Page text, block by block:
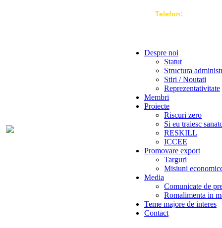
Telefon:
Despre noi
Statut
Structura
Stiri / Noutati
Reprezentativitate
Membri
Proiecte
Riscuri zero
Si eu traiesc
RESKILL
ICCEE
Promovare export
Targuri
Misiuni
Media
Comunicate de
Romalimenta in
Teme majore de interes
Contact